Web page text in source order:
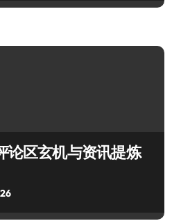
论区玄机与资讯提炼